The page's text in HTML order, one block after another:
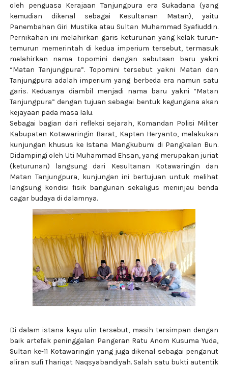
oleh penguasa Kerajaan Tanjungpura era Sukadana (yang
kemudian dikenal sebagai Kesultanan Matan), yaitu
Panembahan Giri Mustika atau Sultan Muhammad Syafiuddin.
Pernikahan ini melahirkan garis keturunan yang kelak turun-
temurun memerintah di kedua imperium tersebut, termasuk
melahirkan nama topomini dengan sebutaan baru yakni
“Matan Tanjungpura”. Topomini tersebut yakni Matan dan
Tanjungpura adalah imperium yang berbeda era namun satu
garis. Keduanya diambil menjadi nama baru yakni “Matan
Tanjungpura” dengan tujuan sebagai bentuk kegungana akan
kejayaan pada masa lalu.
Sebagai bagian dari refleksi sejarah, Komandan Polisi Militer
Kabupaten Kotawaringin Barat, Kapten Heryanto, melakukan
kunjungan khusus ke Istana Mangkubumi di Pangkalan Bun.
Didampingi oleh Uti Muhammad Ehsan, yang merupakan juriat
(keturunan) langsung dari Kesultanan Kotawaringin dan
Matan Tanjungpura, kunjungan ini bertujuan untuk melihat
langsung kondisi fisik bangunan sekaligus meninjau benda
cagar budaya di dalamnya.
Di dalam istana kayu ulin tersebut, masih tersimpan dengan
baik artefak peninggalan Pangeran Ratu Anom Kusuma Yuda,
Sultan ke-11 Kotawaringin yang juga dikenal sebagai penganut
aliran sufi Thariqat Naqsyabandiyah. Salah satu bukti autentik